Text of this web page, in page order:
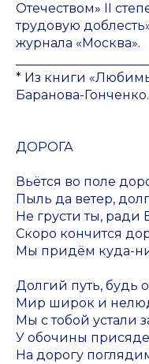
Отечеством» II
трудовую
журнала «Москва».
* Из книги
Баранова-
ДОРОГА
Вьётся во поле
Пыль да ветер,
Не грусти ты, ради
Скоро кончится
Мы придём куда-
Долгий путь, будь
Мир широк и
Мы с тобой устали
У обочины
На дорогу